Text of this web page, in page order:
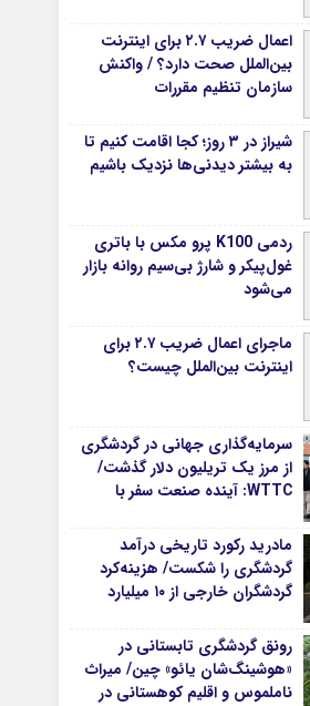
اعمال ضریب ۲.۷ برای اینترنت
بین‌الملل صحت دارد؟ / واکنش
سازمان تنظیم مقررات
شیراز در ۳ روز؛ کجا اقامت کنیم تا
به بیشتر دیدنی‌ها نزدیک باشیم
ردمی K100 پرو مکس با باتری
غول‌پیکر و شارژ بی‌سیم روانه بازار
می‌شود
ماجرای اعمال ضریب ۲.۷ برای
اینترنت بین‌الملل چیست؟
سرمایه‌گذاری جهانی در گردشگری
از مرز یک تریلیون دلار گذشت/
WTTC: آینده صنعت سفر با
تضمین می‌شود
مادرید رکورد تاریخی درآمد
گردشگری را شکست/ هزینه‌کرد
گردشگران خارجی از ۱۰ میلیارد
رونق گردشگری تابستانی در
«هوشینگ‌شان یائو» چین/ میراث
ناملموس و اقلیم کوهستانی در